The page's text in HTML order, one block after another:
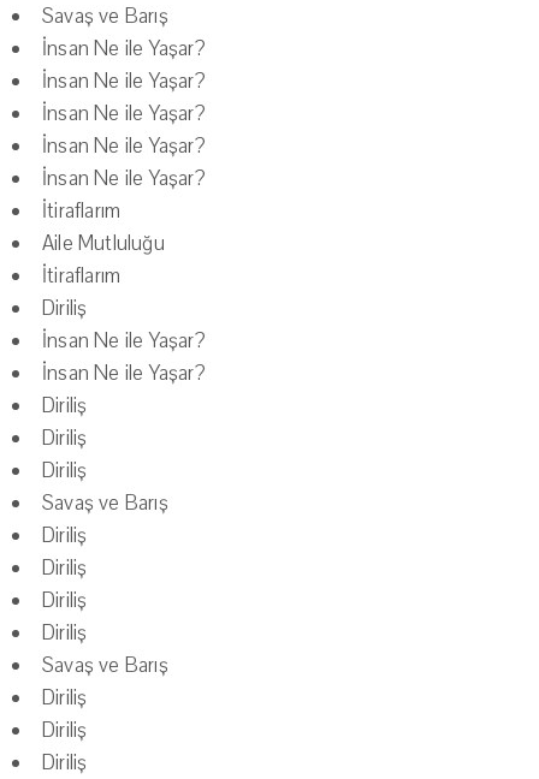
Savaş ve Barış
İnsan Ne ile Yaşar?
İnsan Ne ile Yaşar?
İnsan Ne ile Yaşar?
İnsan Ne ile Yaşar?
İnsan Ne ile Yaşar?
İtiraflarım
Aile Mutluluğu
İtiraflarım
Diriliş
İnsan Ne ile Yaşar?
İnsan Ne ile Yaşar?
Diriliş
Diriliş
Diriliş
Savaş ve Barış
Diriliş
Diriliş
Diriliş
Diriliş
Savaş ve Barış
Diriliş
Diriliş
Diriliş